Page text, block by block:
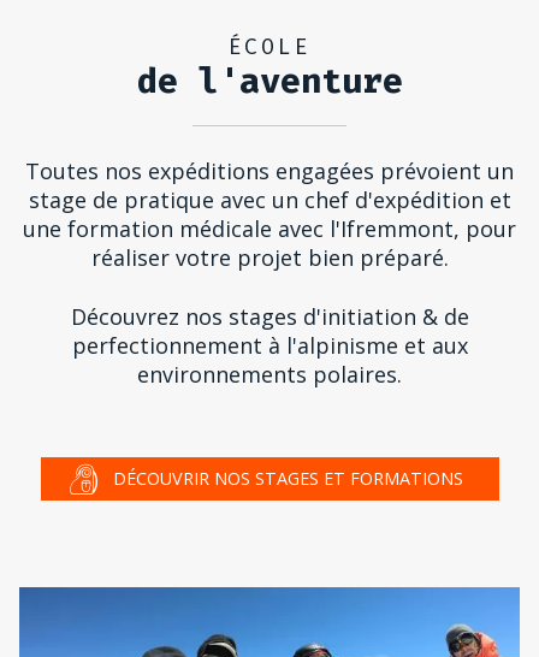
ÉCOLE
de l'aventure
Toutes nos expéditions engagées prévoient un
stage de pratique avec un chef d'expédition et
une formation médicale avec l'Ifremmont, pour
réaliser votre projet bien préparé.
Découvrez nos stages d'initiation & de
perfectionnement à l'alpinisme et aux
environnements polaires.
DÉCOUVRIR NOS STAGES ET FORMATIONS